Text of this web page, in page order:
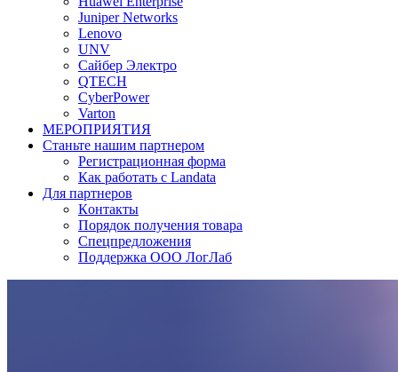
Juniper Networks
Lenovo
UNV
Сайбер Электро
QTECH
CyberPower
Varton
МЕРОПРИЯТИЯ
Станьте нашим партнером
Регистрационная форма
Как работать с Landata
Для партнеров
Кoнтaкты
Порядок получения товара
Спецпредложения
Поддержка ООО ЛогЛаб